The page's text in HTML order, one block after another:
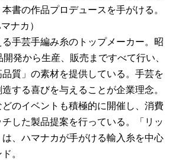
書の作品プロデュースを手がける。
ナカ）
手芸手編み糸のトップメーカー。昭
発から生産、販売まですべて行い、
品質」の素材を提供している。手芸を
する喜びを与えることが企業理念。
のイベントも積極的に開催し、消費
した製品提案を行っている。「リッ
、ハマナカが手がける輸入糸を中心
。